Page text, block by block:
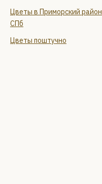
Цветы в Приморский район
СПб
Цветы поштучно